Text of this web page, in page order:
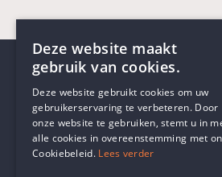
Contactgegevens
DUTCH
Deze website maakt
gebruik van cookies.
Deze website gebruikt cookies om uw
gebruikerservaring te verbeteren. Door
onze website te gebruiken, stemt u in
alle cookies in overeenstemming met
Cookiebeleid. Lees verder